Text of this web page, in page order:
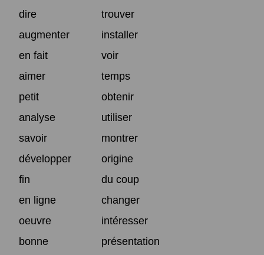
dire
trouver
augmenter
installer
en fait
voir
aimer
temps
petit
obtenir
analyse
utiliser
savoir
montrer
développer
origine
fin
du coup
en ligne
changer
oeuvre
intéresser
bonne
présentation